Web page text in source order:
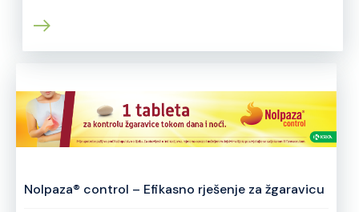
Nolpaza® control – Efikasno rješenje za žgaravicu